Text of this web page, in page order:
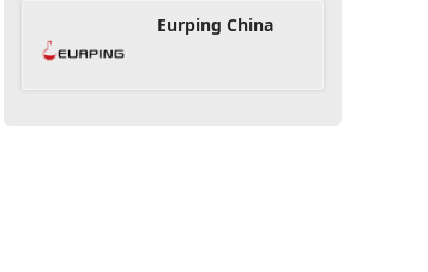
Eurping China